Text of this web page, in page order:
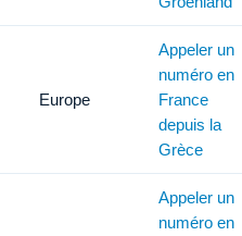
Europe
Appeler un
numéro en
France
depuis la
Grèce
Appeler un
numéro en